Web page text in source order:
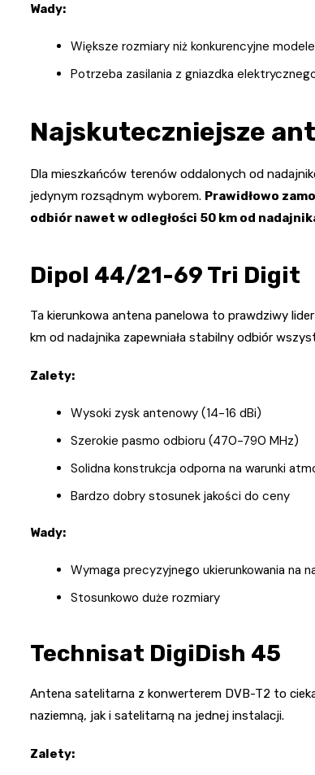
Wady:
Większe rozmiary niż konkurencyjne modele
Potrzeba zasilania z gniazdka
Najskuteczniejsze
Dla mieszkańców terenów oddalonych od
jedynym rozsądnym wyborem. Prawidłowo
odbiór nawet w odległości 50 km od
Dipol 44/21-69 Tri Digit
Ta kierunkowa antena panelowa to prawdziwy
km od nadajnika zapewniała stabilny odbiór
Zalety:
Wysoki zysk antenowy (14-16 dBi)
Szerokie pasmo odbioru (470-790 MHz)
Solidna konstrukcja odporna na warunki
Bardzo dobry stosunek jakości do ceny
Wady:
Wymaga precyzyjnego ukierunkowania na
Stosunkowo duże rozmiary
Technisat DigiDish 45
Antena satelitarna z konwerterem DVB-T2 to
naziemną, jak i satelitarną na jednej instalacji.
Zalety: